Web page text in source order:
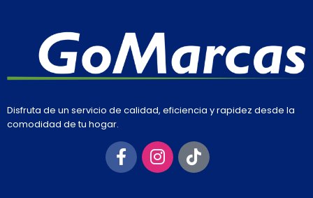
Disfruta de un servicio de calidad, eficiencia y rapidez desde la
comodidad de tu hogar.